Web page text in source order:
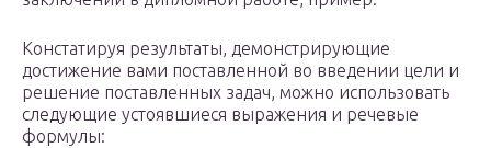
Констатируя результаты, демонстрирующие
достижение вами поставленной во введении цели и
решение поставленных задач, можно использовать
следующие устоявшиеся выражения и речевые
формулы: